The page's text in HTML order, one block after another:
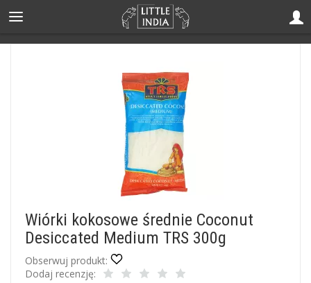
Wiórki kokosowe średnie Coconut
Desiccated Medium TRS 300g
Obserwuj produkt:
Dodaj recenzję: